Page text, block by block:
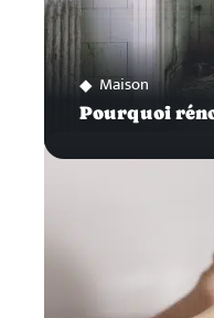
Maison
Pourquoi